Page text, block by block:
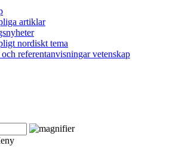
artiklar
nordiskt tema
referentanvisningar vetenskap